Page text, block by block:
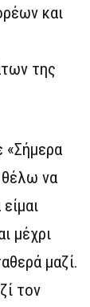
και
της
«Σήμερα
να
μέχρι
μαζί.
τον